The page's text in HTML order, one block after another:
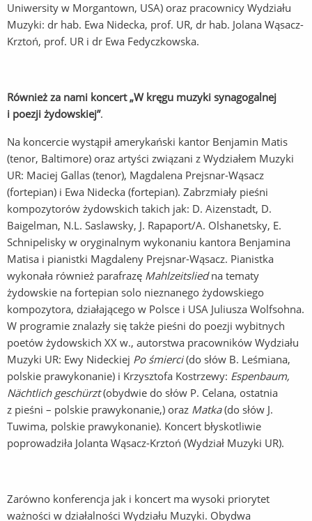
Uniwersity w Morgantown, USA) oraz pracownicy Wydziału
Muzyki: dr hab. Ewa Nidecka, prof. UR, dr hab. Jolana Wąsacz-
Krztoń, prof. UR i dr Ewa Fedyczkowska.
Również za nami koncert „W kręgu muzyki synagogalnej
i poezji żydowskiej”.
Na koncercie wystąpił amerykański kantor Benjamin Matis
(tenor, Baltimore) oraz artyści związani z Wydziałem Muzyki
UR: Maciej Gallas (tenor), Magdalena Prejsnar-Wąsacz
(fortepian) i Ewa Nidecka (fortepian). Zabrzmiały pieśni
kompozytorów żydowskich takich jak: D. Aizenstadt, D.
Baigelman, N.L. Saslawsky, J. Rapaport/A. Olshanetsky, E.
Schnipelisky w oryginalnym wykonaniu kantora Benjamina
Matisa i pianistki Magdaleny Prejsnar-Wąsacz. Pianistka
wykonała również parafrazę Mahlzeitsliedna tematy
żydowskie na fortepian solo nieznanego żydowskiego
kompozytora, działającego w Polsce i USA Juliusza Wolfsohna.
W programie znalazły się także pieśni do poezji wybitnych
poetów żydowskich XX w., autorstwa pracowników Wydziału
Muzyki UR: Ewy Nideckiej Po śmierci(do słów B. Leśmiana,
polskie prawykonanie) i Krzysztofa Kostrzewy: Espenbaum,
Nächtlich geschürzt(obydwie do słów P. Celana, ostatnia
z pieśni – polskie prawykonanie,) oraz Matka(do słów J.
Tuwima, polskie prawykonanie). Koncert błyskotliwie
poprowadziła Jolanta Wąsacz-Krztoń (Wydział Muzyki UR).
Zarówno konferencja jak i koncert ma wysoki priorytet
ważności w działalności Wydziału Muzyki. Obydwa